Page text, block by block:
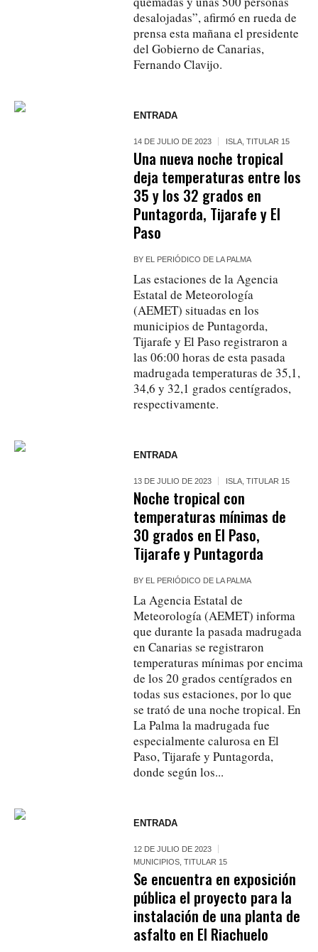
desalojadas”, afirmó en rueda de
prensa esta mañana el presidente
del Gobierno de Canarias,
Fernando Clavijo.
ENTRADA
14 DE JULIO DE 2023 ISLA ,TITULAR 15
Una nueva noche tropical
deja temperaturas entre los
35 y los 32 grados en
Puntagorda, Tijarafe y El
Paso
BY EL PERIÓDICO DE LA PALMA
Las estaciones de la Agencia
Estatal de Meteorología
(AEMET) situadas en los
municipios de Puntagorda,
Tijarafe y El Paso registraron a
las 06:00 horas de esta pasada
madrugada temperaturas de 35,1,
34,6 y 32,1 grados centígrados,
respectivamente.
ENTRADA
13 DE JULIO DE 2023 ISLA ,TITULAR 15
Noche tropical con
temperaturas mínimas de
30 grados en El Paso,
Tijarafe y Puntagorda
BY EL PERIÓDICO DE LA PALMA
La Agencia Estatal de
Meteorología (AEMET) informa
que durante la pasada madrugada
en Canarias se registraron
temperaturas mínimas por encima
de los 20 grados centígrados en
todas sus estaciones, por lo que
se trató de una noche tropical. En
La Palma la madrugada fue
especialmente calurosa en El
Paso, Tijarafe y Puntagorda,
donde según los...
ENTRADA
12 DE JULIO DE 2023
MUNICIPIOS ,TITULAR 15
Se encuentra en exposición
pública el proyecto para la
instalación de una planta de
asfalto en El Riachuelo